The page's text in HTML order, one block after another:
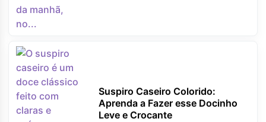
Suspiro Caseiro Colorido:
Aprenda a Fazer esse Docinho
Leve e Crocante